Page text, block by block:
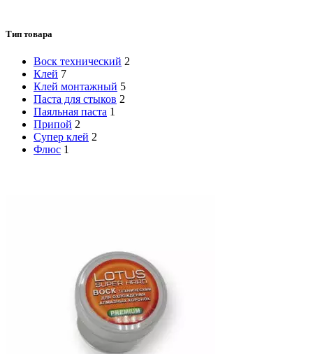
Тип товара
Воск технический 2
Клей 7
Клей монтажный 5
Паста для стыков 2
Паяльная паста 1
Припой 2
Супер клей 2
Флюс 1